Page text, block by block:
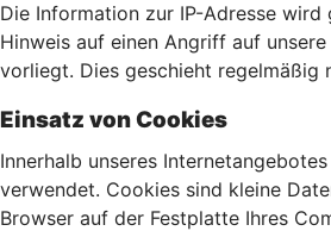
Die Information zur IP-Adresse wird
Hinweis auf einen Angriff auf
vorliegt. Dies geschieht regelmäßig
Einsatz von Cookies
Innerhalb unseres
verwendet. Cookies sind kleine
Browser auf der Festplatte Ihres